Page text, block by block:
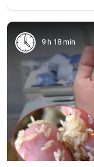
9 h 18 min